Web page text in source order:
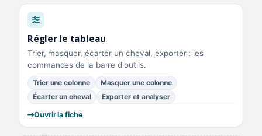
Régler le tableau
Trier, masquer, écarter un cheval, exporter : les
commandes de la barre d'outils.
Trier une colonne
Masquer une colonne
Écarter un cheval
Exporter et analyser
Ouvrir la fiche